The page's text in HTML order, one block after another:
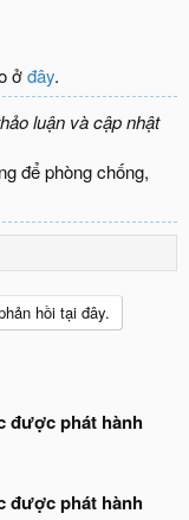
ởđây.
luận và cập nhật
để phòng chống,
hồi tại đây.
được phát hành
được phát hành